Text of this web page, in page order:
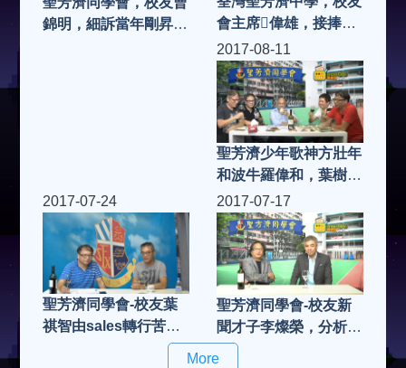
錦明，細訴當年剛昇校
會主席偉雄，接捧新
計劃，大談牙醫有趣故
事
2017-08-11
聖芳濟少年歌神方壯年
和波牛羅偉和，葉樹
威，麥榮光暢談初中同
班歲月
2017-07-24
聖芳濟同學會-校友葉
祺智由sales轉行苦讀
成律師，暢談荃灣聖芳
2017-07-17
聖芳濟同學會-校友新
聞才子李燦榮，分析聖
芳濟多年奇才輩出，源
More